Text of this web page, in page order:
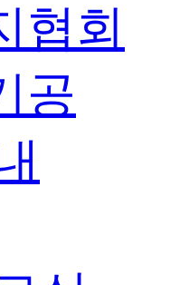
협회
공